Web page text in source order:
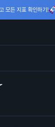
모든 지표 확인하기!